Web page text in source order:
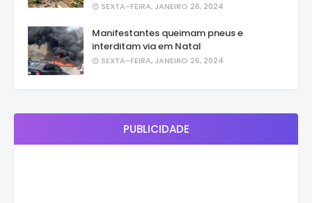
SEXTA-FEIRA, JANEIRO 26, 2024
Manifestantes queimam pneus e
interditam via em Natal
SEXTA-FEIRA, JANEIRO 26, 2024
PUBLICIDADE